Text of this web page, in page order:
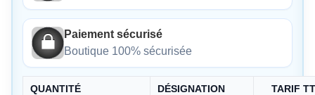
Paiement sécurisé
Boutique 100% sécurisée
QUANTITÉ DÉSIGNATION TARIF